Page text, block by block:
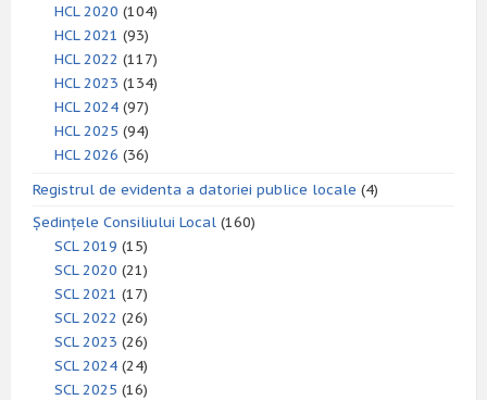
HCL 2020 (104)
HCL 2021 (93)
HCL 2022 (117)
HCL 2023 (134)
HCL 2024 (97)
HCL 2025 (94)
HCL 2026 (36)
Registrul de evidenta a datoriei publice locale (4)
Ședințele Consiliului Local (160)
SCL 2019 (15)
SCL 2020 (21)
SCL 2021 (17)
SCL 2022 (26)
SCL 2023 (26)
SCL 2024 (24)
SCL 2025 (16)